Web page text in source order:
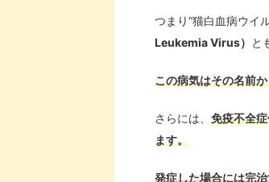
つまり“猫白血病ウイ
Leukemia Virus） と
この病気はその名前
さらには、 免疫不全
ます。
発症した場合には完